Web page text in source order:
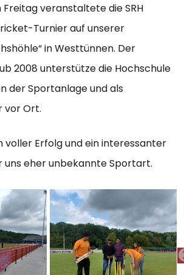
veranstaltete die SRH
Turnier auf unserer
in Westtünnen. Der
2008 unterstütze die Hochschule
der Sportanlage und als
vor Ort.
voller Erfolg und ein interessanter
uns eher unbekannte Sportart.